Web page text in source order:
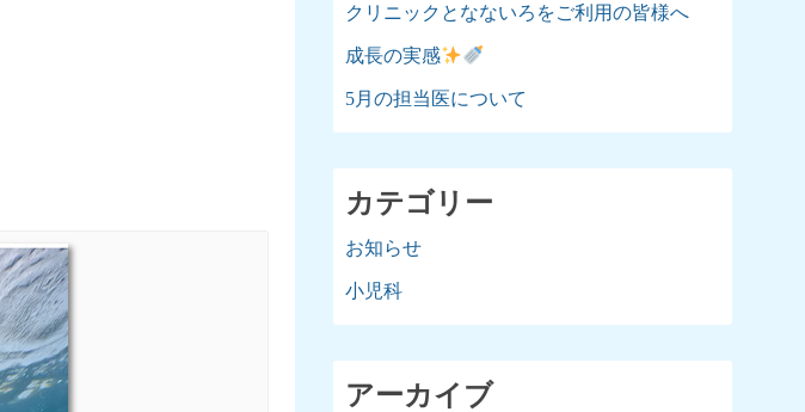
クリニックとなないろをご利用の皆様へ
成長の実感
5月の担当医について
カテゴリー
お知らせ
小児科
アーカイブ